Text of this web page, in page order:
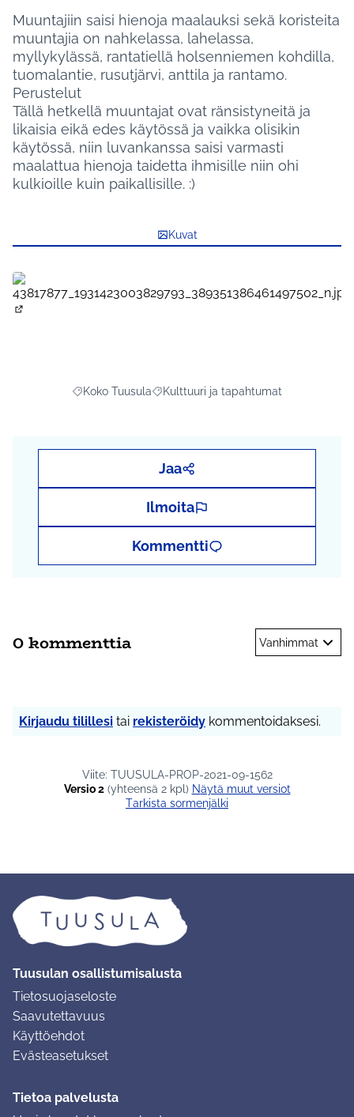
Muuntajiin saisi hienoja maalauksi sekä koristeita
muuntajia on nahkelassa, lahelassa,
myllykylässä, rantatiellä holsenniemen kohdilla,
tuomalantie, rusutjärvi, anttila ja rantamo.
Perustelut
Tällä hetkellä muuntajat ovat ränsistyneitä ja
likaisia eikä edes käytössä ja vaikka olisikin
käytössä, niin luvankanssa saisi varmasti
maalattua hienoja taidetta ihmisille niin ohi
kulkioille kuin paikallisille. :)
Kuvat
Rajaa tulokset aihepiirin mukaan: Koko Tuusula
Koko Tuusula Rajaa tulokset teeman mukaan:
Kulttuuri ja tapahtumat
Jaa
Ilmoita
Kommentti
0 kommenttia Vanhimmat
Kirjaudu tilillesi tai rekisteröidy kommentoidaksesi.
Viite: TUUSULA-PROP-2021-09-1562
Versio 2(yhteensä 2 kpl)
näytä muut versiot
Tarkista sormenjälki
Tuusulan osallistumisalusta
Tietosuojaseloste
Saavutettavuus
Käyttöehdot
Evästeasetukset
Tietoa palvelusta